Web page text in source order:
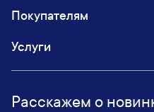
Покупателям
Услуги
Расскажем о